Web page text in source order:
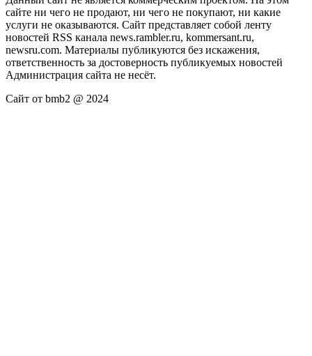
сайте ни чего не продают, ни чего не покупают, ни какие
услуги не оказываются. Сайт представляет собой ленту
новостей RSS канала news.rambler.ru, kommersant.ru,
newsru.com. Материалы публикуются без искажения,
ответственность за достоверность публикуемых новостей
Администрация сайта не несёт.
Сайт от bmb2 @ 2024